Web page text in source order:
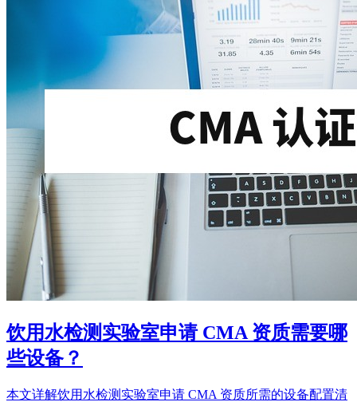
饮用水检测实验室申请 CMA 资质需要哪
些设备？
本文详解饮用水检测实验室申请 CMA 资质所需的设备配置清